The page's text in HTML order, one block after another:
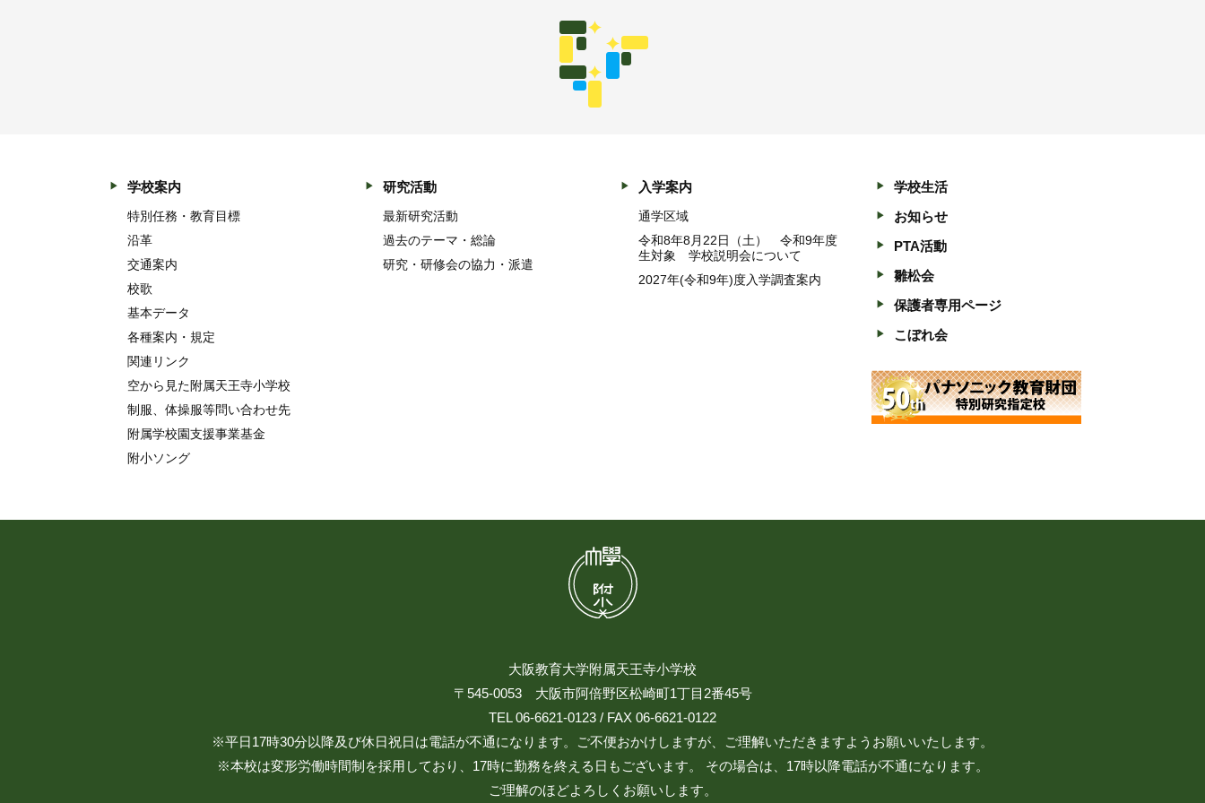
学校案内
特別任務・教育目標
沿革
交通案内
校歌
基本データ
各種案内・規定
関連リンク
空から見た附属天王寺小学校
制服、体操服等問い合わせ先
附属学校園支援事業基金
附小ソング
研究活動
最新研究活動
過去のテーマ・総論
研究・研修会の協力・派遣
入学案内
通学区域
令和8年8月22日（土） 令和9年度
生対象 学校説明会について
2027年(令和9年)度入学調査案内
学校生活
お知らせ
PTA活動
雛松会
保護者専用ページ
こぼれ会
大阪教育大学附属天王寺小学校
〒545-0053 大阪市阿倍野区松崎町1丁目2番45号
TEL 06-6621-0123 / FAX 06-6621-0122
※平日17時30分以降及び休日祝日は電話が不通になります。ご不便おかけしますが、ご理解いただきますようお願いいたします。
※本校は変形労働時間制を採用しており、17時に勤務を終える日もございます。 その場合は、17時以降電話が不通になります。
ご理解のほどよろしくお願いします。